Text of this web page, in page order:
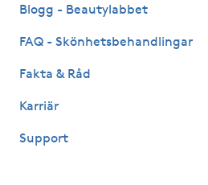
Hårborttagning
Hårförlängning
Hårvård
Blogg - Beautylabbet
FAQ - Skönhetsbehandlingar
Fakta & Råd
Karriär
Support